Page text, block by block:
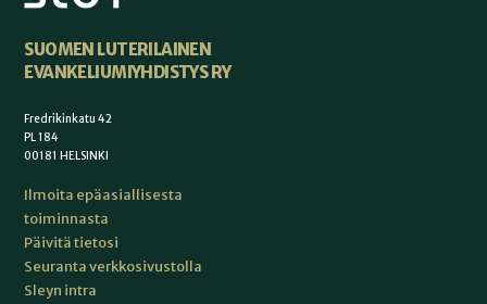
SUOMEN LUTERILAINEN
EVANKELIUMIYHDISTYS RY
Fredrikinkatu 42
PL 184
00181 HELSINKI
Ilmoita epäasiallisesta
toiminnasta
Päivitä tietosi
Seuranta verkkosivustolla
Sleyn intra